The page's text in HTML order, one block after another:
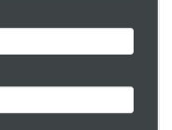
no verbal.
quejas y reclamos. Manejo
Concepto de telemarketing.
del telemarketing.